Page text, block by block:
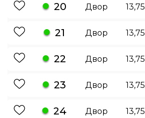
20 Двор 13,75
21 Двор 13,75
22 Двор 13,75
23 Двор 13,75
24 Двор 13,75